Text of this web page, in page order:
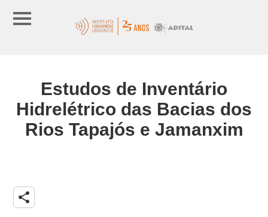
Estudos de Inventário
Hidrelétrico das Bacias dos
Rios Tapajós e Jamanxim
share